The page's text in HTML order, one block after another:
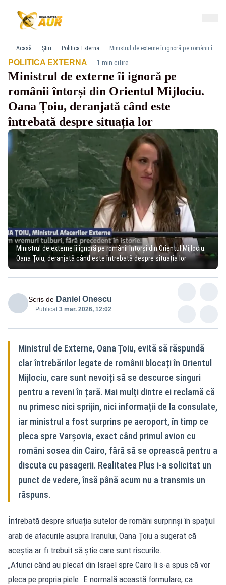
Acasă Știri Politica Externa Ministrul de externe îi ignoră pe românii întorși din Orientul Mijlociu. Oana Țoiu, deranjată când este întrebată despre situația lor
POLITICA EXTERNA· 1 min citire
Ministrul de externe îi ignoră pe
românii întorși din Orientul Mijlociu.
Oana Țoiu, deranjată când este
întrebată despre situația lor
Ministrul de externe îi ignoră pe românii întorși din Orientul Mijlociu.
Oana Țoiu, deranjată când este întrebată despre situația lor
Scris de Daniel Onescu
Publicat:3 mar. 2026, 12:02
Ministrul de Externe, Oana Țoiu, evită să răspundă
clar întrebărilor legate de românii blocați în Orientul
Mijlociu, care sunt nevoiți să se descurce singuri
pentru a reveni în țară. Mai mulți dintre ei reclamă că
nu primesc nici sprijin, nici informații de la consulate,
iar ministrul a fost surprins pe aeroport, în timp ce
pleca spre Varșovia, exact când primul avion cu
români sosea din Cairo, fără să se oprească pentru a
discuta cu pasagerii. Realitatea Plus i‑a solicitat un
punct de vedere, însă până acum nu a transmis un
răspuns.
Întrebată despre situația sutelor de români surprinși în spațiul
arab de atacurile asupra Iranului, Oana Țoiu a sugerat că
aceștia ar fi trebuit să știe care sunt riscurile.
„Atunci când au plecat din Israel spre Cairo li s‑a spus că vor
pleca pe propria piele. E normală această formulare, ca